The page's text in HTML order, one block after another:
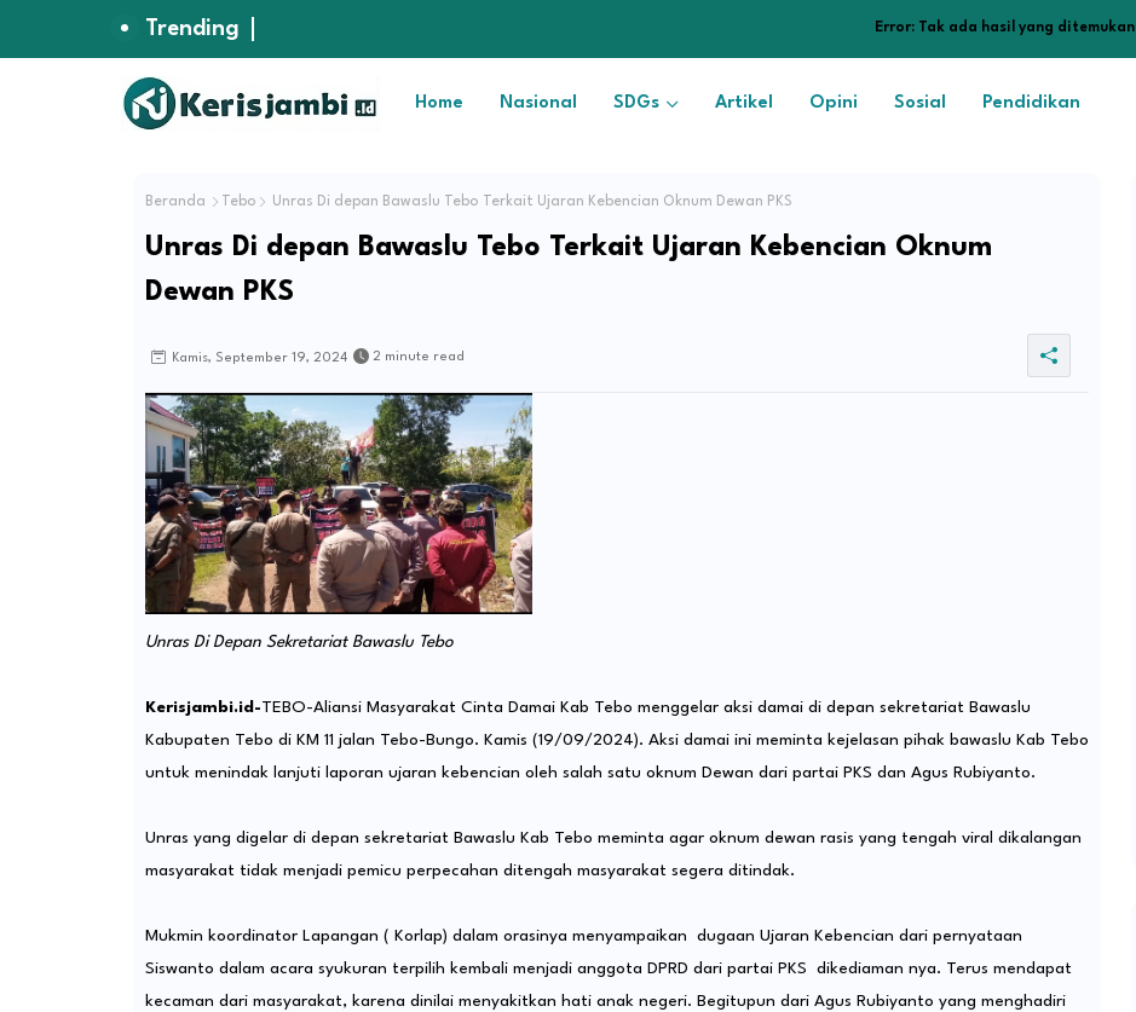
Trending Error: Tak ada hasil yang ditemukan
Home Nasional SDGs Artikel Opini Sosial Pendidikan
Beranda Tebo Unras Di depan Bawaslu Tebo Terkait Ujaran Kebencian Oknum Dewan PKS
Unras Di depan Bawaslu Tebo Terkait Ujaran Kebencian Oknum
Dewan PKS
Kamis, September 19, 2024 2 minute read
Unras Di Depan Sekretariat Bawaslu Tebo
Kerisjambi.id-TEBO-Aliansi Masyarakat Cinta Damai Kab Tebo menggelar aksi damai di depan sekretariat Bawaslu
Kabupaten Tebo di KM 11 jalan Tebo-Bungo. Kamis (19/09/2024). Aksi damai ini meminta kejelasan pihak bawaslu Kab Tebo
untuk menindak lanjuti laporan ujaran kebencian oleh salah satu oknum Dewan dari partai PKS dan Agus Rubiyanto.
Unras yang digelar di depan sekretariat Bawaslu Kab Tebo meminta agar oknum dewan rasis yang tengah viral dikalangan
masyarakat tidak menjadi pemicu perpecahan ditengah masyarakat segera ditindak.
Mukmin koordinator Lapangan ( Korlap) dalam orasinya menyampaikan dugaan Ujaran Kebencian dari pernyataan
Siswanto dalam acara syukuran terpilih kembali menjadi anggota DPRD dari partai PKS dikediaman nya. Terus mendapat
kecaman dari masyarakat, karena dinilai menyakitkan hati anak negeri. Begitupun dari Agus Rubiyanto yang menghadiri